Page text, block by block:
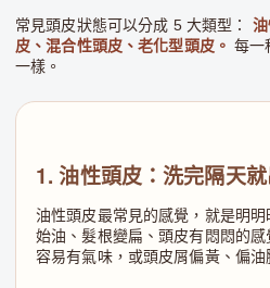
常見頭皮狀態可以分成 5 大類型：
皮、混合性頭皮、老化型頭皮。 每一
一樣。
1. 油性頭皮：洗完隔天
油性頭皮最常見的感覺，就是明
始油、髮根變扁、頭皮有悶悶的
容易有氣味，或頭皮屑偏黃、偏油